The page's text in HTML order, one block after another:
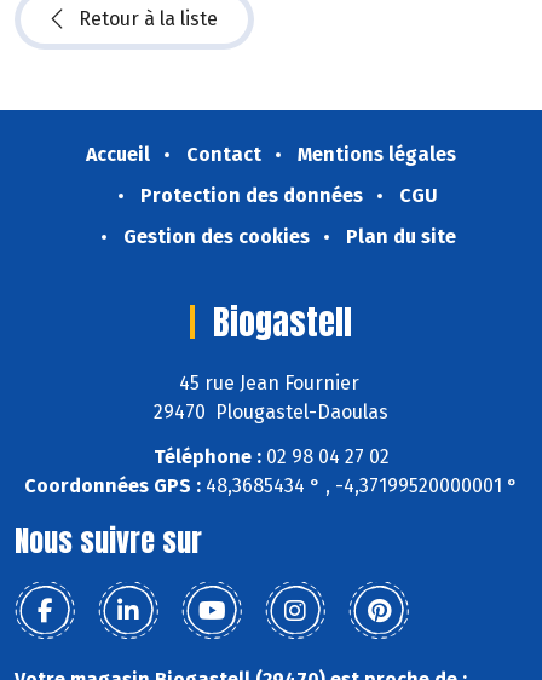
Retour à la liste
Accueil Contact
Mentions légales
Protection des données
CGU
Gestion des cookies
Plan du site
Biogastell
45 rue Jean Fournier
29470 Plougastel-Daoulas
Téléphone :02 98 04 27 02
Coordonnées GPS : 48,3685434 ° , -4,37199520000001 °
Nous suivre sur